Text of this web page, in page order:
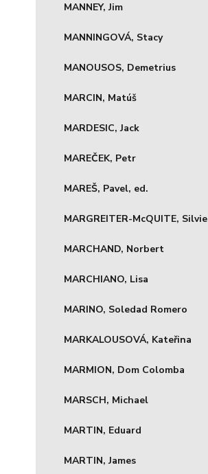
MANNEY, Jim
MANNINGOVÁ, Stacy
MANOUSOS, Demetrius
MARCIN, Matúš
MARDESIC, Jack
MAREČEK, Petr
MAREŠ, Pavel, ed.
MARGREITER-McQUITE, Silvie
MARCHAND, Norbert
MARCHIANO, Lisa
MARINO, Soledad Romero
MARKALOUSOVÁ, Kateřina
MARMION, Dom Colomba
MARSCH, Michael
MARTIN, Eduard
MARTIN, James